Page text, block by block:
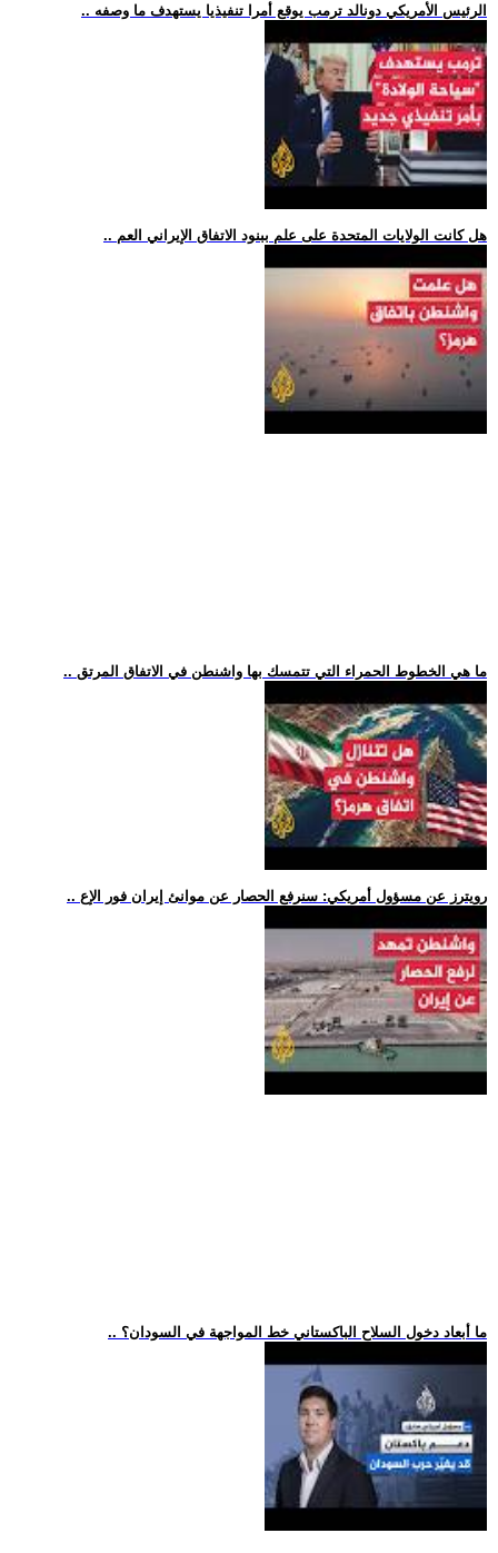
.. الرئيس الأمريكي دونالد ترمب يوقع أمرا تنفيذيا يستهدف ما وصفه
.. هل كانت الولايات المتحدة على علم ببنود الاتفاق الإيراني العم
.. ما هي الخطوط الحمراء التي تتمسك بها واشنطن في الاتفاق المرتق
.. رويترز عن مسؤول أمريكي: سنرفع الحصار عن موانئ إيران فور الإع
.. ما أبعاد دخول السلاح الباكستاني خط المواجهة في السودان؟